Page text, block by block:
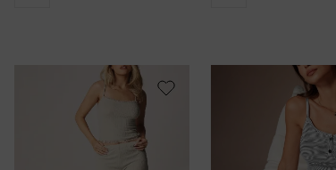
River Island
s.Oliver